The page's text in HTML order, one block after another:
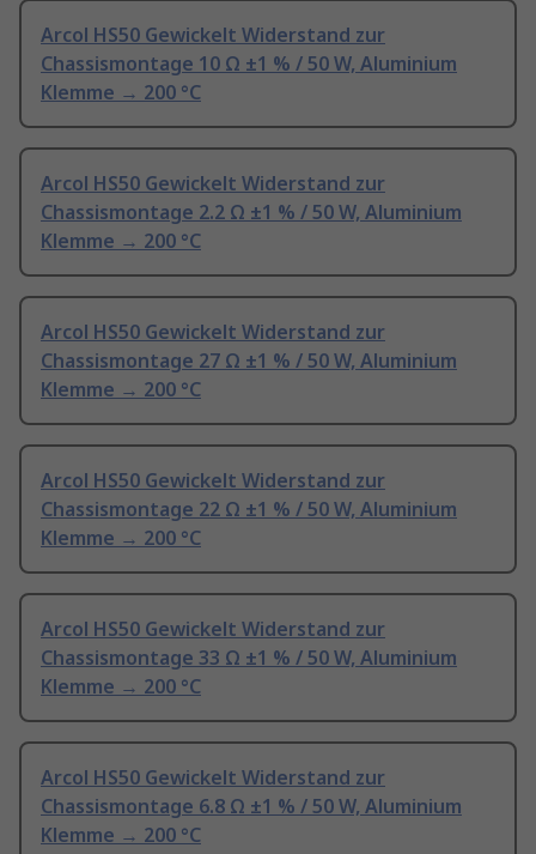
Arcol HS50 Gewickelt Widerstand zur
Chassismontage 10 Ω ±1 % / 50 W, Aluminium
Klemme → 200 °C
Arcol HS50 Gewickelt Widerstand zur
Chassismontage 2.2 Ω ±1 % / 50 W, Aluminium
Klemme → 200 °C
Arcol HS50 Gewickelt Widerstand zur
Chassismontage 27 Ω ±1 % / 50 W, Aluminium
Klemme → 200 °C
Arcol HS50 Gewickelt Widerstand zur
Chassismontage 22 Ω ±1 % / 50 W, Aluminium
Klemme → 200 °C
Arcol HS50 Gewickelt Widerstand zur
Chassismontage 33 Ω ±1 % / 50 W, Aluminium
Klemme → 200 °C
Arcol HS50 Gewickelt Widerstand zur
Chassismontage 6.8 Ω ±1 % / 50 W, Aluminium
Klemme → 200 °C